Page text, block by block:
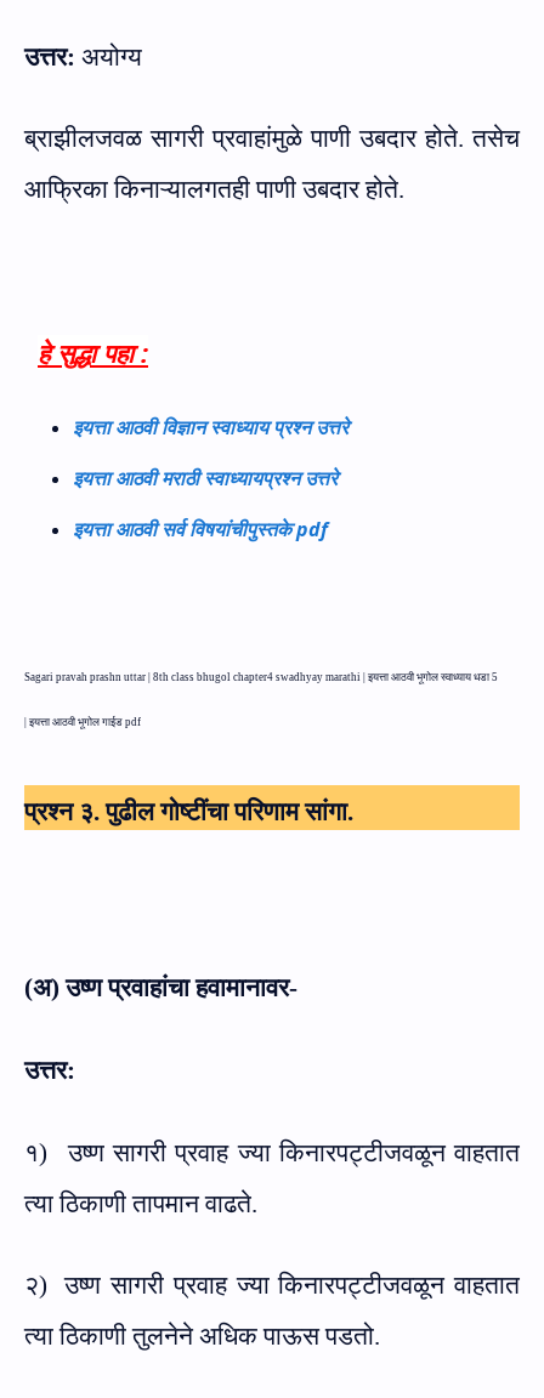
उत्तर: अयोग्य
ब्राझीलजवळ सागरी प्रवाहांमुळे पाणी उबदार होते. तसेच
आफ्रिका किनाऱ्यालगतही पाणी उबदार होते.
हे सुद्धा पहा :
इयत्ता आठवी विज्ञान स्वाध्याय प्रश्न उत्तरे
इयत्ता आठवी मराठी स्वाध्यायप्रश्न उत्तरे
इयत्ता आठवी सर्व विषयांचीपुस्तके pdf
Sagari pravah prashn uttar | 8th class bhugol chapter4 swadhyay marathi | इयत्ता आठवी भूगोल स्वाध्याय धडा 5
इयत्ता आठवी भूगोल गाईड pdf
प्रश्न ३. पुढील गोष्टींचा परिणाम सांगा.
(अ) उष्ण प्रवाहांचा हवामानावर-
उत्तर:
१)
उष्ण सागरी प्रवाह ज्या किनारपट्टीजवळून वाहतात
त्या ठिकाणी तापमान वाढते.
२)
उष्ण सागरी प्रवाह ज्या किनारपट्टीजवळून वाहतात
त्या ठिकाणी तुलनेने अधिक पाऊस पडतो.